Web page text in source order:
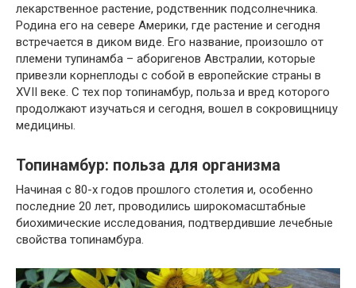
лекарственное растение, родственник подсолнечника.
Родина его на севере Америки, где растение и сегодня
встречается в диком виде. Его название, произошло от
племени тупинамба – аборигенов Австралии, которые
привезли корнеплоды с собой в европейские страны в
XVII веке. С тех пор топинамбур, польза и вред которого
продолжают изучаться и сегодня, вошел в сокровищницу
медицины.
Топинамбур: польза для организма
Начиная с 80-х годов прошлого столетия и, особенно
последние 20 лет, проводились широкомасштабные
биохимические исследования, подтвердившие лечебные
свойства топинамбура.